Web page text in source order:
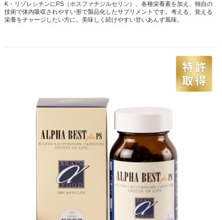
K・リゾレシチンにPS（ホスファチジルセリン）、各種栄養素を加え、独自の
技術で体内吸収されやすい形で製品化したサプリメントです。考える、覚える
栄養をチャージしたい方に。美味しく続けやすい甘いあんず風味。